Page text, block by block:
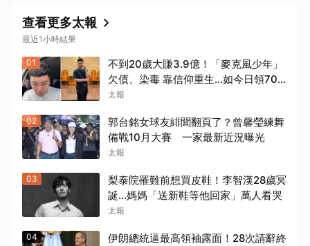
查看更多太報
最近1小時結果
01
不到20歲大賺3.9億！「麥克風少年」
欠債、染毒 靠信仰重生...如今日領700
元過活
太報
02
郭台銘女球友緋聞翻頁了？曾馨瑩練舞
備戰10月大賽 一家最新近況曝光
太報
03
梨泰院罹難前想買皮鞋！李智漢28歲冥
誕…媽媽「送新鞋等他回家」萬人看哭
太報
04
伊朗總統逼最高領袖露面！28次請辭終